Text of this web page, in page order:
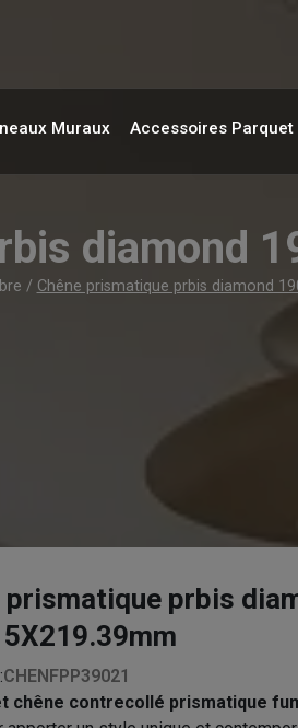
Muraux Accessoires Parquet
diamond
/ Chêne prismatique prbis diamond
prismatique prbis
CHENFPP39021
chêne contrecollé prismatique